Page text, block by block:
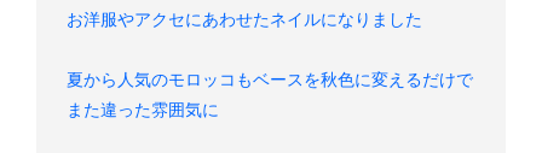
お洋服やアクセにあわせたネイルになりました
夏から人気のモロッコもベースを秋色に変えるだけで
また違った雰囲気に